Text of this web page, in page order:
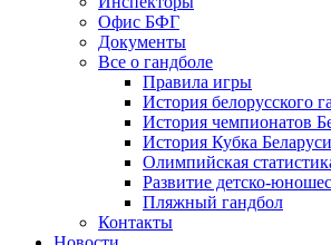
Офис БФГ
Документы
Все о гандболе
Правила игры
История белорусского
История чемпионатов
История Кубка Беларуси
Олимпийская
Развитие детско-
Пляжный гандбол
Контакты